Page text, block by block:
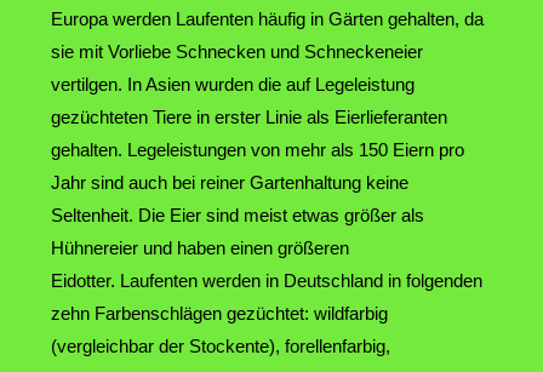
Europa werden Laufenten häufig in Gärten gehalten, da
sie mit Vorliebe Schnecken und Schneckeneier
vertilgen. In Asien wurden die auf Legeleistung
gezüchteten Tiere in erster Linie als Eierlieferanten
gehalten. Legeleistungen von mehr als 150 Eiern pro
Jahr sind auch bei reiner Gartenhaltung keine
Seltenheit. Die Eier sind meist etwas größer als
Hühnereier und haben einen größeren
Eidotter. Laufenten werden in Deutschland in folgenden
zehn Farbenschlägen gezüchtet: wildfarbig
(vergleichbar der Stockente), forellenfarbig,